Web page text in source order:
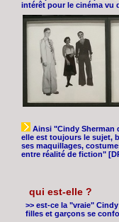
intérêt pour le cinéma vu
Ainsi "Cindy Sherman
elle est toujours le sujet,
ses maquillages,
entre réalité de fiction"
qui est-elle ?
>> est-ce la "vraie"
filles et garçons se